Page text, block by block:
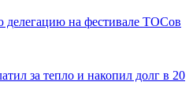
на фестивале ТОСов
за тепло и накопил долг в 20